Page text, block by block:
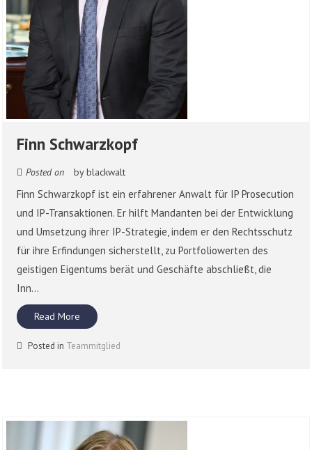
Finn Schwarzkopf
Posted on byblackwalt
Finn Schwarzkopf ist ein erfahrener Anwalt für IP Prosecution
und IP-Transaktionen. Er hilft Mandanten bei der Entwicklung
und Umsetzung ihrer IP-Strategie, indem er den Rechtsschutz
für ihre Erfindungen sicherstellt, zu Portfoliowerten des
geistigen Eigentums berät und Geschäfte abschließt, die
Inn...
Read More
Posted in Teammitglied